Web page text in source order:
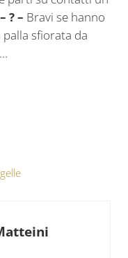
? – Bravi se hanno
sfiorata da